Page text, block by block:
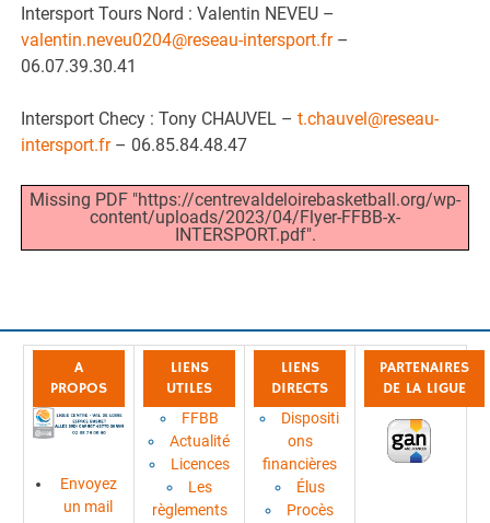
Intersport Tours Nord : Valentin NEVEU –
valentin.neveu0204@reseau-intersport.fr–
06.07.39.30.41
Intersport Checy : Tony CHAUVEL –t.chauvel@reseau-
intersport.fr– 06.85.84.48.47
Missing PDF "https://centrevaldeloirebasketball.org/wp-
content/uploads/2023/04/Flyer-FFBB-x-
INTERSPORT.pdf".
A
PROPOS
Envoyez
un mail
LIENS
UTILES
FFBB
Actualité
Licences
Les
règlements
LIENS
DIRECTS
Dispositi
ons
financières
Élus
Procès
PARTENAIRES
DE LA LIGUE